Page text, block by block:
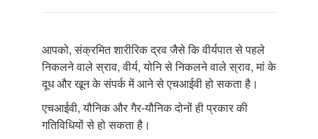
आपको, संक्रमित शारीरिक द्रव जैसे कि वीर्यपात से पहले
निकलने वाले स्राव, वीर्य, योनि से निकलने वाले स्राव, मां के
दूध और खून के संपर्क में आने से एचआईवी हो सकता है।
एचआईवी, यौनिक और गैर-यौनिक दोनों ही प्रकार की
गतिविधियों से हो सकता है।